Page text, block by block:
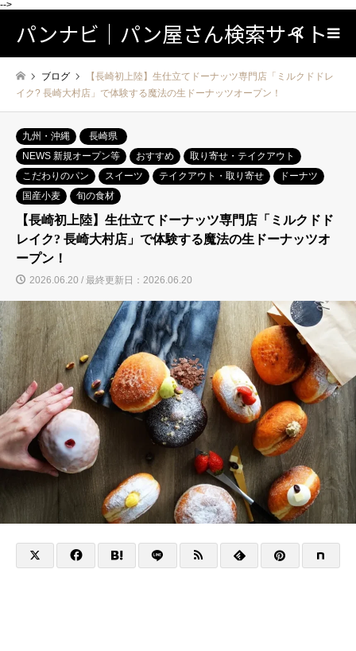
-->
パンナビ｜パン屋さん検索サイト検索
ブログ
【長崎初上陸】生仕立てドーナッツ専門店「ミルクドドレ
イク? 長崎大村店」で体験する魔法の生ドーナッツオープン！
九州・沖縄
長崎県
NEWS 新規オープン等
おすすめ
取り寄せ・テイクアウト
こだわりのパン
スイーツ テイクアウト・取り寄せ
ドーナツ
国産小麦
旬の食材
【長崎初上陸】生仕立てドーナッツ専門店「ミルクドド
レイク? 長崎大村店」で体験する魔法の生ドーナッツオ
ープン！
2026.06.20 / 最終更新日：2026.06.20